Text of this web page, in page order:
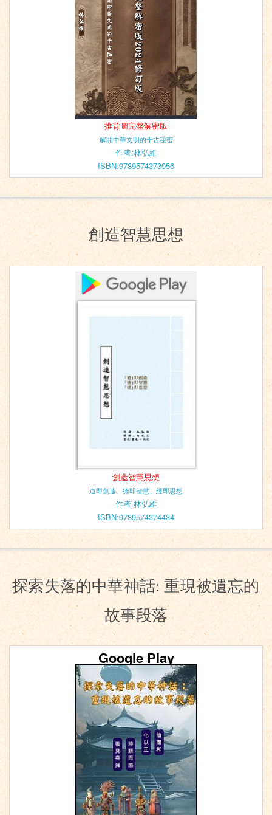
推背圖完整解密版
解開中華文明的千古秘密
作者:林弘維
ISBN:9789574373956
創造智慧思想
創造智慧思想
道即創造、德即智慧、經即思想
作者:林弘維
ISBN:9789574374434
探索失落的中華神話: 重現被遺忘的
故事段落
Google Play